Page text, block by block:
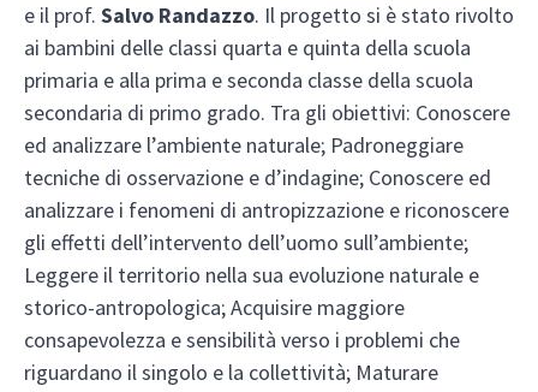
e il prof. Salvo Randazzo. Il progetto si è stato rivolto
ai bambini delle classi quarta e quinta della scuola
primaria e alla prima e seconda classe della scuola
secondaria di primo grado. Tra gli obiettivi: Conoscere
ed analizzare l’ambiente naturale; Padroneggiare
tecniche di osservazione e d’indagine; Conoscere ed
analizzare i fenomeni di antropizzazione e riconoscere
gli effetti dell’intervento dell’uomo sull’ambiente;
Leggere il territorio nella sua evoluzione naturale e
storico-antropologica; Acquisire maggiore
consapevolezza e sensibilità verso i problemi che
riguardano il singolo e la collettività; Maturare